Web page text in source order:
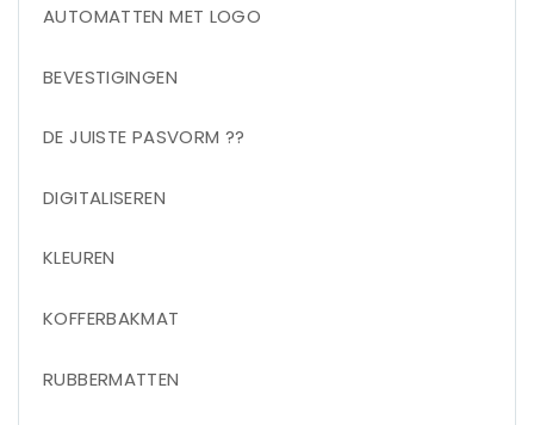
AUTOMATTEN MET LOGO
BEVESTIGINGEN
DE JUISTE PASVORM ??
DIGITALISEREN
KLEUREN
KOFFERBAKMAT
RUBBERMATTEN